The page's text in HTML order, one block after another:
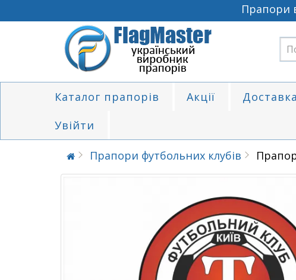
Прапори
Каталог прапорів Акції
Увійти
Прапори футбольних клубів